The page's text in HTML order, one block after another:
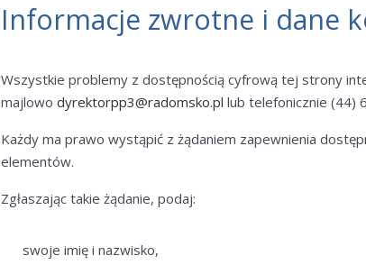
Informacje zwrotne i dane
Wszystkie problemy z dostępnością cyfrową tej strony
majlowo dyrektorpp3@radomsko.pl lub telefonicznie (44)
Każdy ma prawo wystąpić z żądaniem zapewnienia
elementów.
Zgłaszając takie żądanie, podaj:
swoje imię i nazwisko,